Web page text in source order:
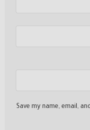
Save my name, email,